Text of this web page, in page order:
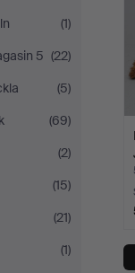
(1)
5 (22)
(5)
(69)
(2)
(15)
(21)
(1)